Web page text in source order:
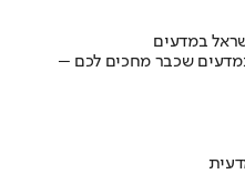
במדעים
שכבר מחכים לכם –